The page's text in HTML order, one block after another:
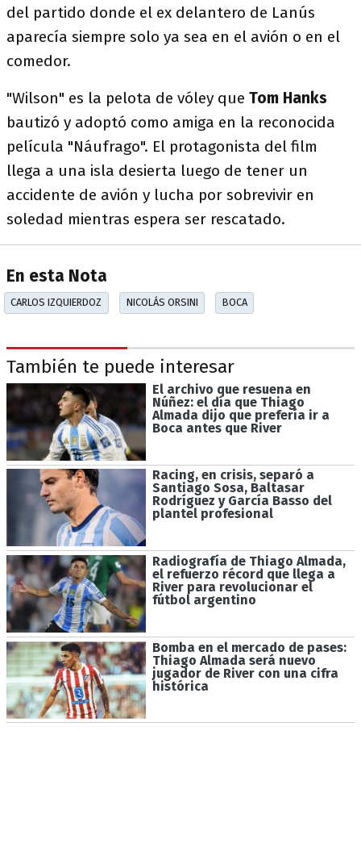
del partido donde el ex delantero de Lanús
aparecía siempre solo ya sea en el avión o en el
comedor.
"Wilson" es la pelota de vóley que Tom Hanks
bautizó y adoptó como amiga en la reconocida
película "Náufrago". El protagonista del film
llega a una isla desierta luego de tener un
accidente de avión y lucha por sobrevivir en
soledad mientras espera ser rescatado.
En esta Nota
CARLOS IZQUIERDOZ NICOLÁS ORSINI BOCA
También te puede interesar
El archivo que resuena en
Núñez: el día que Thiago
Almada dijo que prefería ir a
Boca antes que River
Racing, en crisis, separó a
Santiago Sosa, Baltasar
Rodríguez y García Basso del
plantel profesional
Radiografía de Thiago Almada,
el refuerzo récord que llega a
River para revolucionar el
fútbol argentino
Bomba en el mercado de pases:
Thiago Almada será nuevo
jugador de River con una cifra
histórica